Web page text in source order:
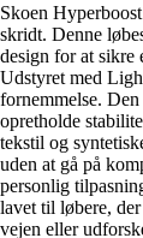
Skoen
skridt. Denne
design for at sikre
Udstyret med
fornemmelse.
opretholde
tekstil og
uden at gå på
personlig
lavet til løbere,
vejen eller